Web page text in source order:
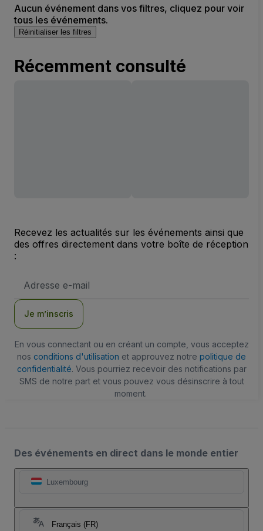
Aucun événement dans vos filtres, cliquez pour voir
tous les événements.
Réinitialiser les filtres
Récemment consulté
Recevez les actualités sur les événements ainsi que
des offres directement dans votre boîte de réception
:
e-
Je m’inscris
En vous connectant ou en créant un compte, vous acceptez
nos conditions d'utilisation et approuvez notre politique de
confidentialité. Vous pourriez recevoir des notifications par
SMS de notre part et vous pouvez vous désinscrire à tout
moment.
Des événements en direct dans le monde entier
Luxembourg
Français (FR)